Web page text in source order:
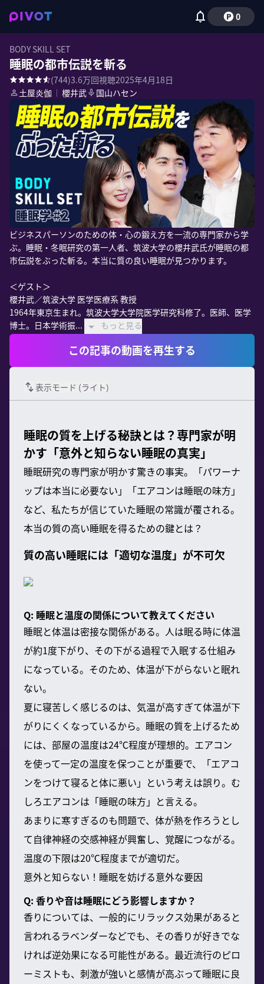
0
BODY SKILL SET
睡眠の都市伝説を斬る
(744)3.6万回視聴2025年4月18日
土屋炎伽 ｜ 櫻井武 国山ハセン
ビジネスパーソンのための体・心の鍛え方を一流の専門家から学
ぶ。睡眠・冬眠研究の第一人者、筑波大学の櫻井武氏が睡眠の都
市伝説をぶった斬る。本当に質の良い睡眠が見つかります。
＜ゲスト＞
櫻井武／筑波大学 医学医療系 教授
1964年東京生まれ。筑波大学大学院医学研究科修了。医師、医学
博士。日本学術振...
もっと見る
この記事の動画を再生する
表示モード (ライト)
睡眠の質を上げる秘訣とは？専門家が明
かす「意外と知らない睡眠の真実」
睡眠研究の専門家が明かす驚きの事実。「パワーナ
ップは本当に必要ない」「エアコンは睡眠の味方」
など、私たちが信じていた睡眠の常識が覆される。
本当の質の高い睡眠を得るための鍵とは？
質の高い睡眠には「適切な温度」が不可欠
Q: 睡眠と温度の関係について教えてください
睡眠と体温は密接な関係がある。人は眠る時に体温
が約1度下がり、その下がる過程で入眠する仕組み
になっている。そのため、体温が下がらないと眠れ
ない。
夏に寝苦しく感じるのは、気温が高すぎて体温が下
がりにくくなっているから。睡眠の質を上げるため
には、部屋の温度は24℃程度が理想的。エアコン
を使って一定の温度を保つことが重要で、「エアコ
ンをつけて寝ると体に悪い」という考えは誤り。む
しろエアコンは「睡眠の味方」と言える。
あまりに寒すぎるのも問題で、体が熱を作ろうとし
て自律神経の交感神経が興奮し、覚醒につながる。
温度の下限は20℃程度までが適切だ。
意外と知らない！睡眠を妨げる意外な要因
Q: 香りや音は睡眠にどう影響しますか？
香りについては、一般的にリラックス効果があると
言われるラベンダーなどでも、その香りが好きでな
ければ逆効果になる可能性がある。最近流行のピロ
ーミストも、刺激が強いと感情が高ぶって睡眠に良